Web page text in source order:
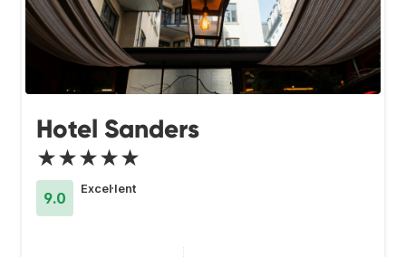
Hotel Sanders
★★★★★
9.0
Excel·lent